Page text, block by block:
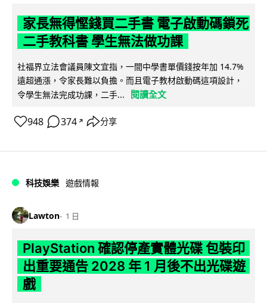
家長無得慳錢買二手書 電子啟動碼鎖死
二手教科書 學生無法做功課
社福界立法會議員陳文宜指，一間中學書單價錢按年加 14.7%
遠超通漲，令家長難以負擔。而且電子教材啟動碼這項設計，
令學生無法完成功課，二手...
閱讀全文
948 374 ↗ 分享
科技娛樂 遊戲情報
Lawton 1 日
PlayStation 確認停產實體光碟 包裝印
出重要通告 2028 年 1 月後不出光碟遊
戲